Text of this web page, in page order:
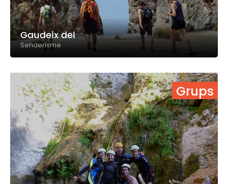
Gaudeix del
Senderisme
Grups